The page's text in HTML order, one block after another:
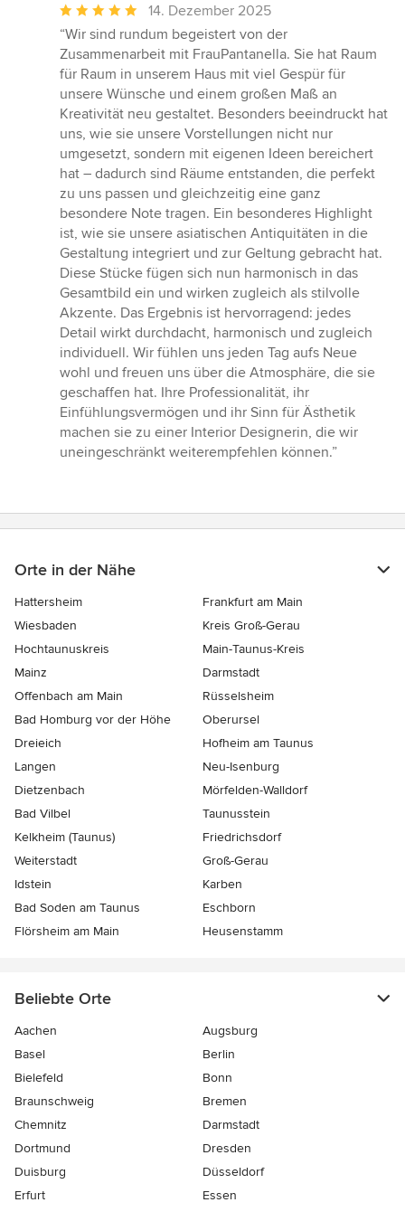
Durchschnittliche
Bewertung:
5
von
5
Sternen
14. Dezember 2025
“Wir sind rundum begeistert von der
Zusammenarbeit mit FrauPantanella. Sie hat Raum
für Raum in unserem Haus mit viel Gespür für
unsere Wünsche und einem großen Maß an
Kreativität neu gestaltet. Besonders beeindruckt hat
uns, wie sie unsere Vorstellungen nicht nur
umgesetzt, sondern mit eigenen Ideen bereichert
hat – dadurch sind Räume entstanden, die perfekt
zu uns passen und gleichzeitig eine ganz
besondere Note tragen. Ein besonderes Highlight
ist, wie sie unsere asiatischen Antiquitäten in die
Gestaltung integriert und zur Geltung gebracht hat.
Diese Stücke fügen sich nun harmonisch in das
Gesamtbild ein und wirken zugleich als stilvolle
Akzente. Das Ergebnis ist hervorragend: jedes
Detail wirkt durchdacht, harmonisch und zugleich
individuell. Wir fühlen uns jeden Tag aufs Neue
wohl und freuen uns über die Atmosphäre, die sie
geschaffen hat. Ihre Professionalität, ihr
Einfühlungsvermögen und ihr Sinn für Ästhetik
machen sie zu einer Interior Designerin, die wir
uneingeschränkt weiterempfehlen können.”
Orte in der Nähe
Hattersheim
Frankfurt am Main
Wiesbaden
Kreis Groß-Gerau
Hochtaunuskreis
Main-Taunus-Kreis
Mainz
Darmstadt
Offenbach am Main
Rüsselsheim
Bad Homburg vor der Höhe
Oberursel
Dreieich
Hofheim am Taunus
Langen
Neu-Isenburg
Dietzenbach
Mörfelden-Walldorf
Bad Vilbel
Taunusstein
Kelkheim (Taunus)
Friedrichsdorf
Weiterstadt
Groß-Gerau
Idstein
Karben
Bad Soden am Taunus
Eschborn
Flörsheim am Main
Heusenstamm
Beliebte Orte
Aachen
Augsburg
Basel
Berlin
Bielefeld
Bonn
Braunschweig
Bremen
Chemnitz
Darmstadt
Dortmund
Dresden
Duisburg
Düsseldorf
Erfurt
Essen